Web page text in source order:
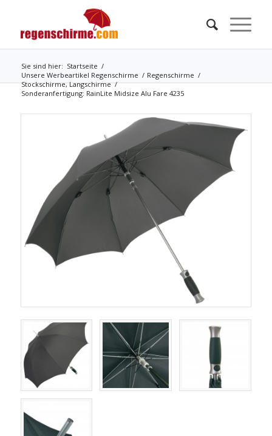
Sie sind hier: Startseite /
Unsere Werbeartikel Regenschirme / Regenschirme /
Stockschirme, Langschirme /
Sonderanfertigung: RainLite Midsize Alu Fare 4235